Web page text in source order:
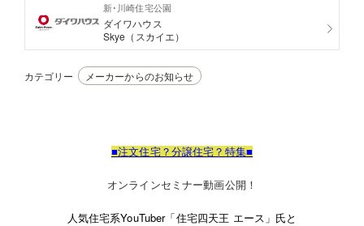
アクセス
好みからモデルハウスを探す
住まいづくりお役立ち情報
マイページ アカウント登録
新･川崎住宅公園
ダイワハウス
Skye（スカイエ）
カテゴリー メーカーからのお知らせ
■注文住宅？分譲住宅？特集■
オンラインセミナー動画公開！
人気住宅系YouTuber「住宅四天王 エース 」氏と